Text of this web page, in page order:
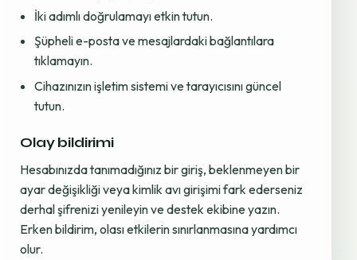
İki adımlı doğrulamayı etkin tutun.
Şüpheli e-posta ve mesajlardaki bağlantılara
tıklamayın.
Cihazınızın işletim sistemi ve tarayıcısını güncel
tutun.
Olay bildirimi
Hesabınızda tanımadığınız bir giriş, beklenmeyen bir
ayar değişikliği veya kimlik avı girişimi fark ederseniz
derhal şifrenizi yenileyin ve destek ekibine yazın.
Erken bildirim, olası etkilerin sınırlanmasına yardımcı
olur.